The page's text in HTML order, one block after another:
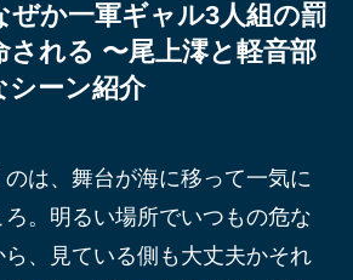
ぜか一軍ギャル3人組の罰
される 〜尾上澪と軽音部
シーン紹介
は、舞台が海に移って一気に
。明るい場所でいつもの危な
、見ている側も大丈夫かそれ